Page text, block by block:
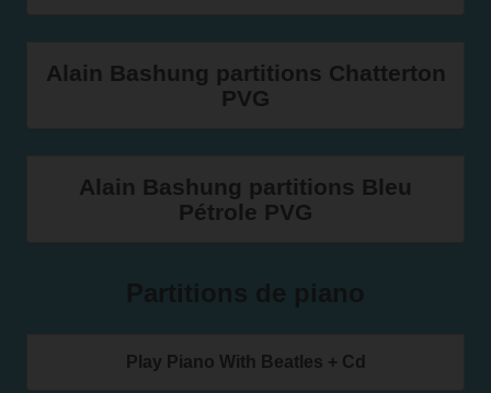
Alain Bashung partitions Chatterton
PVG
Alain Bashung partitions Bleu
Pétrole PVG
Play Piano With Beatles + Cd